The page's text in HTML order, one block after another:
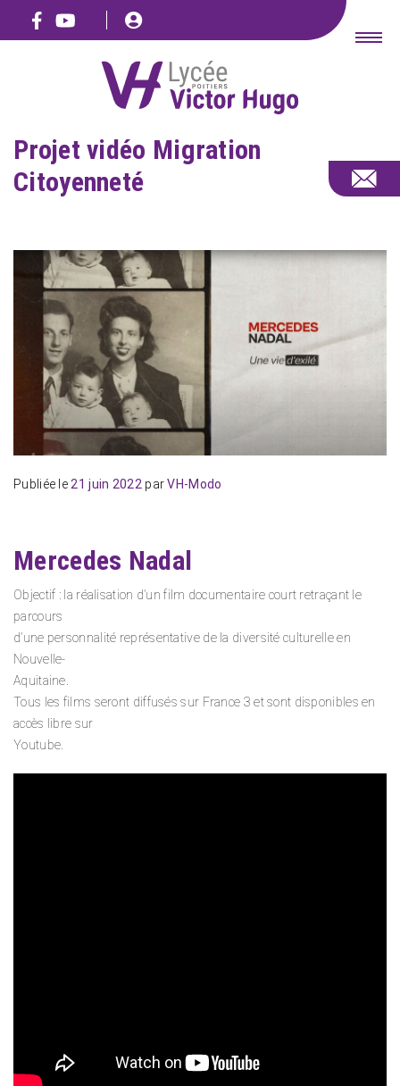
ACCUEIL > ÉDUCATION
Projet vidéo Migration
Citoyenneté
Publiée le21 juin 2022parVH-Modo
Mercedes Nadal
Objectif : la réalisation d’un film documentaire court retraçant le
parcours
d’une personnalité représentative de la diversité culturelle en
Nouvelle-
Aquitaine.
Tous les films seront diffusés sur France 3 et sont disponibles en
accès libre sur
Youtube.